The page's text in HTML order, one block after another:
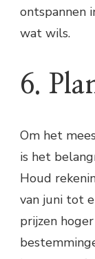
ontspannen
wat wils.
6.
Om het
is het
Houd
van juni tot
prijzen